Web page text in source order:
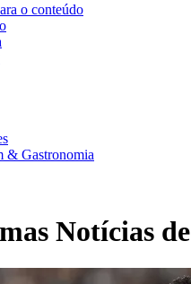
o conteúdo
& Gastronomia
Notícias de